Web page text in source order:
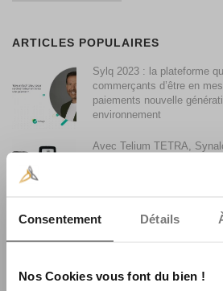
Consentement Détails
Nos Cookies vous font du bien !
ARTICLES POPULAIRES
Sylq 2023 : la plateforme
commerçants d’être en
paiements nouvelle
environnement
Avec Telium TETRA,
Accepter les paiements